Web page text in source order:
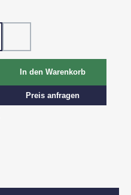
In den Warenkorb
Preis anfragen